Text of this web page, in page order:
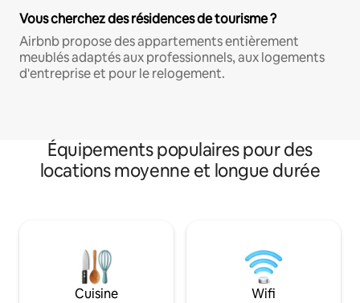
Vous cherchez des résidences de tourisme ?
Airbnb propose des appartements entièrement
meublés adaptés aux professionnels, aux logements
d'entreprise et pour le relogement.
Équipements populaires pour des
locations moyenne et longue durée
Cuisine Wifi